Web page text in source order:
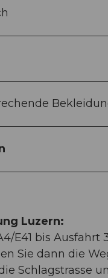
Luzern:
E41 bis Ausfahrt
Sie dann die
Schlagstrasse